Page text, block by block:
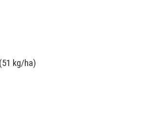
(51 kg/ha)